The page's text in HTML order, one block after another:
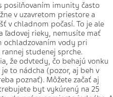
posilňovaním imunity často
v uzavretom priestore a
v chladnom počasí. To je ale
ľadovej rieky, nemusíte mať
ochladzovaním vody pri
studenej sprche.
že odvtedy, čo behajú vonku
to nádcha (pozor, aj beh v
poznať). Môžete začať aj
byt vykúrený na 25